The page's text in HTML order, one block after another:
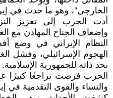
الخارجي"، وهو ما حدث في
أدت الحرب إلى تعزيز
وإضعاف الجناح المهادن مع
النظام الإيراني في وضع
الهجوم الإسرائيلي، وفشل
بحد ذاته للجمهورية الإسلامية.
الحرب فرضت تراجعًا كبيرًا
والنساء والقوى التقدمية في